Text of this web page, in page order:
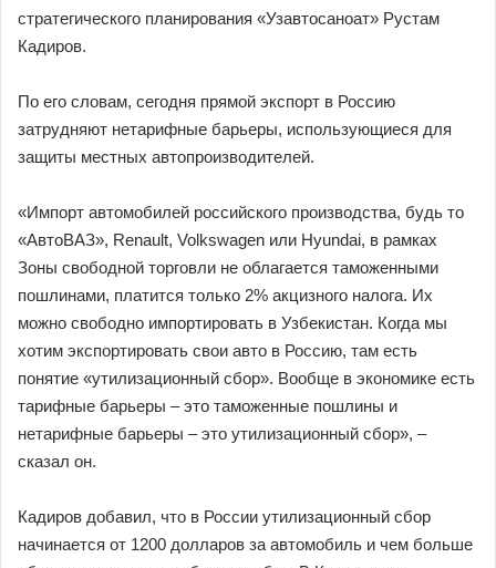
стратегического планирования «Узавтосаноат» Рустам
Кадиров.
По его словам, сегодня прямой экспорт в Россию
затрудняют нетарифные барьеры, использующиеся для
защиты местных автопроизводителей.
«Импорт автомобилей российского производства, будь то
«АвтоВАЗ», Renault, Volkswagen или Hyundai, в рамках
Зоны свободной торговли не облагается таможенными
пошлинами, платится только 2% акцизного налога. Их
можно свободно импортировать в Узбекистан. Когда мы
хотим экспортировать свои авто в Россию, там есть
понятие «утилизационный сбор». Вообще в экономике есть
тарифные барьеры – это таможенные пошлины и
нетарифные барьеры – это утилизационный сбор», –
сказал он.
Кадиров добавил, что в России утилизационный сбор
начинается от 1200 долларов за автомобиль и чем больше